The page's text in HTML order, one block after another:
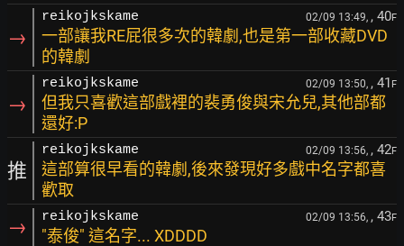
→
reikojkskame 02/09 13:49, , 40F
一部讓我RE屁很多次的韓劇,也是第一部收藏DVD
的韓劇
→
reikojkskame 02/09 13:50, , 41 F
但我只喜歡這部戲裡的裴勇俊與宋允兒,其他部都
還好:P
推
reikojkskame 02/09 13:56, , 42F
這部算很早看的韓劇,後來發現好多戲中名字都喜
歡取
→ reikojkskame 02/09 13:56, , 43F
"泰俊" 這名字... XDDDD